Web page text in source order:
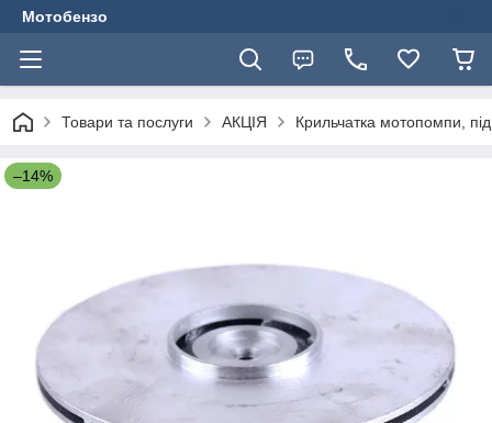
Мотобензо
Товари та послуги АКЦІЯ Крильчатка мотопомпи,
–14%